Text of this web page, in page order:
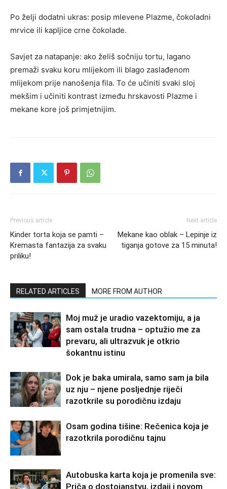
Po želji dodatni ukras: posip mlevene Plazme, čokoladni
mrvice ili kapljice crne čokolade.
Savjet za natapanje: ako želiš sočniju tortu, lagano
premaži svaku koru mlijekom ili blago zaslađenom
mlijekom prije nanošenja fila. To će učiniti svaki sloj
mekšim i učiniti kontrast između hrskavosti Plazme i
mekane kore još primjetnijim.
Previous article
Kinder torta koja se pamti –
Kremasta fantazija za svaku
priliku!
Next article
Mekane kao oblak – Lepinje iz
tiganja gotove za 15 minuta!
RELATED ARTICLES MORE FROM AUTHOR
Moj muž je uradio vazektomiju, a ja
sam ostala trudna – optužio me za
prevaru, ali ultrazvuk je otkrio
šokantnu istinu
Dok je baka umirala, samo sam ja bila
uz nju – njene posljednje riječi
razotkrile su porodičnu izdaju
Osam godina tišine: Rečenica koja je
razotkrila porodičnu tajnu
Autobuska karta koja je promenila sve:
Priča o dostojanstvu, izdaji i novom